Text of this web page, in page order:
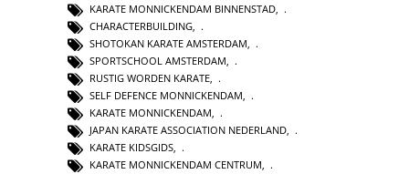
KARATE MONNICKENDAM BINNENSTAD
CHARACTERBUILDING
SHOTOKAN KARATE AMSTERDAM
SPORTSCHOOL AMSTERDAM
RUSTIG WORDEN KARATE
SELF DEFENCE MONNICKENDAM
KARATE MONNICKENDAM
JAPAN KARATE ASSOCIATION NEDERLAND
KARATE KIDSGIDS,
KARATE MONNICKENDAM CENTRUM,